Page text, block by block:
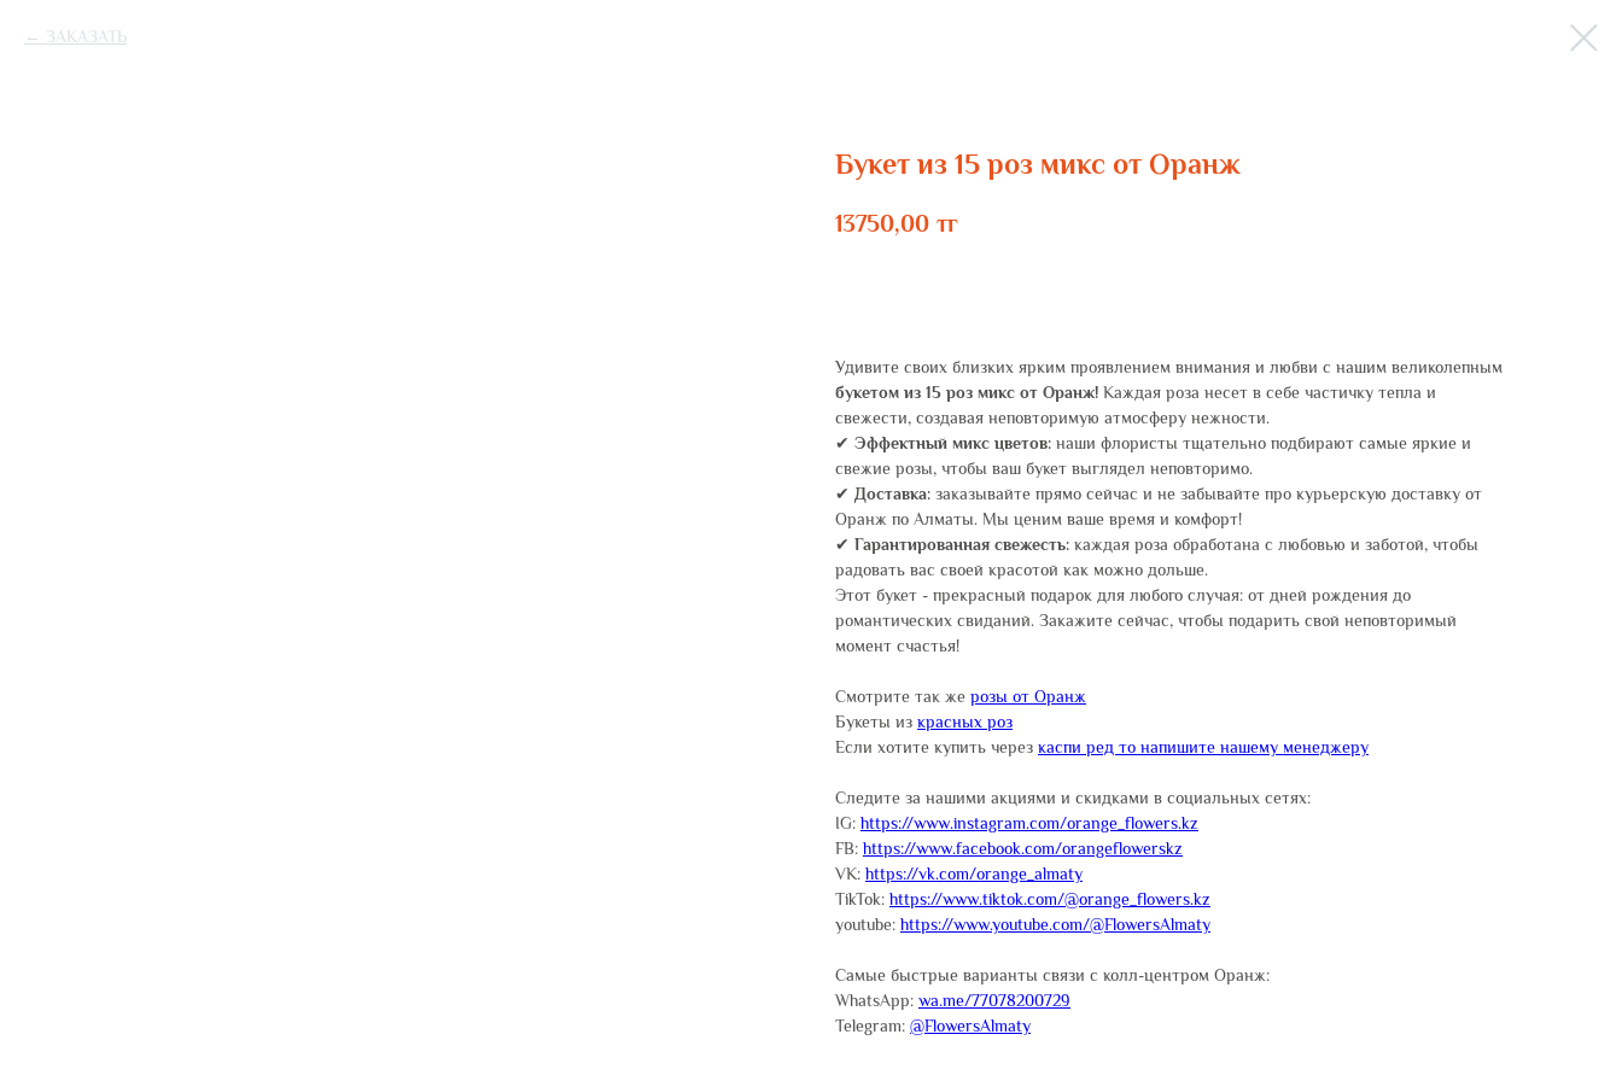
ЗАКАЗАТЬ
Букет из 15 роз микс от Оранж
13750,00 тг
Удивите своих близких ярким проявлением внимания и любви с нашим великолепным
букетом из 15 роз микс от Оранж! Каждая роза несет в себе частичку тепла и
свежести, создавая неповторимую атмосферу нежности.
✔ Эффектный микс цветов: наши флористы тщательно подбирают самые яркие и
свежие розы, чтобы ваш букет выглядел неповторимо.
✔ Доставка: заказывайте прямо сейчас и не забывайте про курьерскую доставку от
Оранж по Алматы. Мы ценим ваше время и комфорт!
✔ Гарантированная свежесть: каждая роза обработана с любовью и заботой, чтобы
радовать вас своей красотой как можно дольше.
Этот букет - прекрасный подарок для любого случая: от дней рождения до
романтических свиданий. Закажите сейчас, чтобы подарить свой неповторимый
момент счастья!
Смотрите так же розы от Оранж
Букеты из красных роз
Если хотите купить через каспи ред то напишите нашему менеджеру
Следите за нашими акциями и скидками в социальных сетях:
IG: https://www.instagram.com/orange_flowers.kz
FB: https://www.facebook.com/orangeflowerskz
VK: https://vk.com/orange_almaty
TikTok: https://www.tiktok.com/@orange_flowers.kz
youtube: https://www.youtube.com/@FlowersAlmaty
Самые быстрые варианты связи с колл-центром Оранж:
WhatsApp: wa.me/77078200729
Telegram: @FlowersAlmaty